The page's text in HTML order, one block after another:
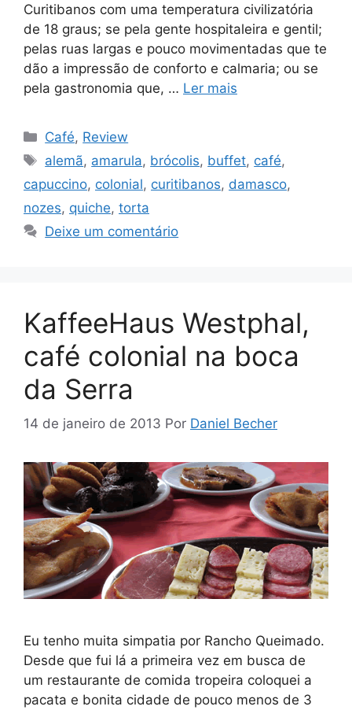
Curitibanos com uma temperatura civilizatória
de 18 graus; se pela gente hospitaleira e gentil;
pelas ruas largas e pouco movimentadas que te
dão a impressão de conforto e calmaria; ou se
pela gastronomia que, … Ler mais
Categorias
Café, Review
Tags
alemã, amarula, brócolis, buffet, café,
capuccino, colonial, curitibanos, damasco,
nozes, quiche, torta
Deixe um comentário
KaffeeHaus Westphal,
café colonial na boca
da Serra
14 de janeiro de 2013 Por Daniel Becher
Eu tenho muita simpatia por Rancho Queimado.
Desde que fui lá a primeira vez em busca de
um restaurante de comida tropeira coloquei a
pacata e bonita cidade de pouco menos de 3